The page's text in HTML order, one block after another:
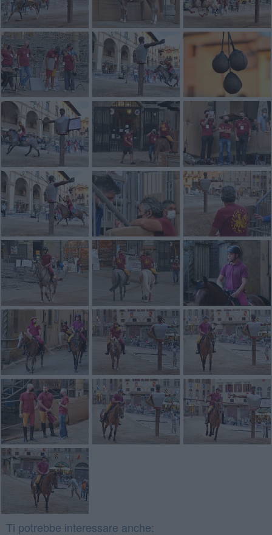
Ti potrebbe interessare anche: